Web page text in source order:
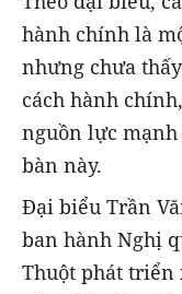
hành chính là
nhưng chưa
cách hành
nguồn lực
bàn này.
Đại biểu Trần
ban hành Nghị
Thuột phát